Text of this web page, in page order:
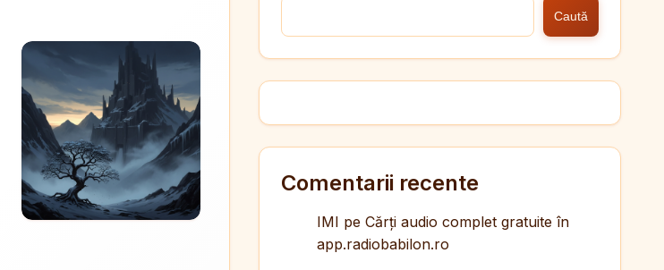
Caută
Comentarii recente
IMI pe Cărți audio complet gratuite în
app.radiobabilon.ro